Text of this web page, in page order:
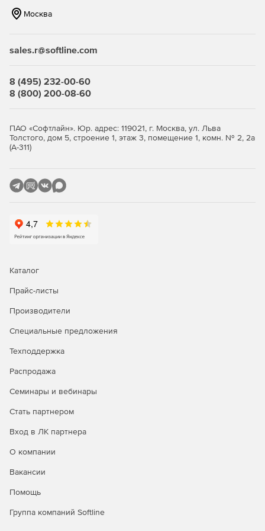
ФСТЭК.
Москва
sales.r@softline.com
8 (495) 232-00-60
8 (800) 200-08-60
ПАО «Софтлайн». Юр. адрес: 119021, г. Москва, ул. Льва
Толстого, дом 5, строение 1, этаж 3, помещение 1, комн. № 2, 2а
(А-311)
Каталог
Прайс-листы
Производители
Специальные предложения
Техподдержка
Распродажа
Семинары и вебинары
Стать партнером
Вход в ЛК партнера
О компании
Вакансии
Помощь
Группа компаний Softline